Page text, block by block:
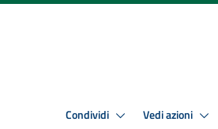
Condividi Vedi azioni